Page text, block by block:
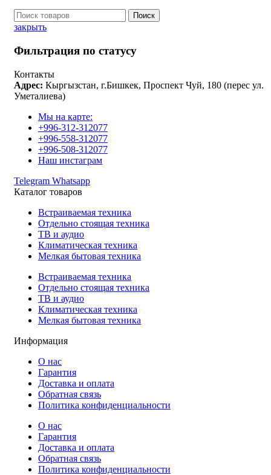
закрыть
Фильтрация по статусу
Поиск
Контакты
Адрес: Кыргызстан, г.Бишкек, Проспект Чуй, 180 (перес ул.
Уметалиева)
Мы на карте:
+996-312-312077
+996-558-312077
+996-508-312077
Наш инстаграм
Telegram Whatsapp
Каталог товаров
Встраиваемая техника
Отдельно стоящая техника
ТВ и аудио
Климатическая техника
Мелкая бытовая техника
Встраиваемая техника
Отдельно стоящая техника
ТВ и аудио
Климатическая техника
Мелкая бытовая техника
Информация
О нас
Гарантия
Доставка и оплата
Обратная связь
Политика конфиденциальности
О нас
Гарантия
Доставка и оплата
Обратная связь
Политика конфиденциальности